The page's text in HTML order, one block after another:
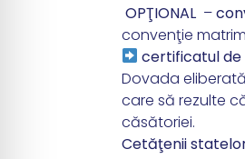
OPŢIONAL –
convenţie
certificatul
Dovada
care să rezulte
căsătoriei.
Cetăţenii